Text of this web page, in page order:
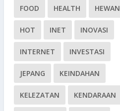
FOOD HEALTH HEWAN
HOT INET INOVASI
INTERNET INVESTASI
JEPANG KEINDAHAN
KELEZATAN KENDARAAN